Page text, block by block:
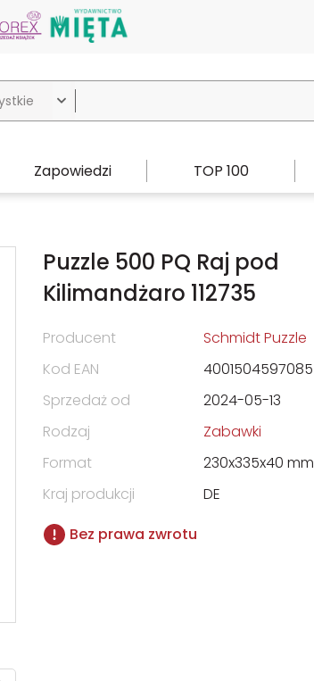

Zapowiedzi TOP 100
Puzzle 500 PQ Raj pod
Kilimandżaro 112735
Producent
Schmidt Puzzle
Kod EAN
4001504597085
Sprzedaż od
2024-05-13
Rodzaj
Zabawki
Format
230x335x40 mm
Kraj produkcji
DE
Bez prawa zwrotu